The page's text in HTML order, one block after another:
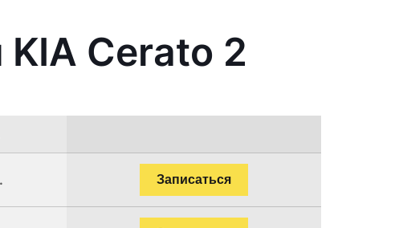
Cerato 2
Записаться